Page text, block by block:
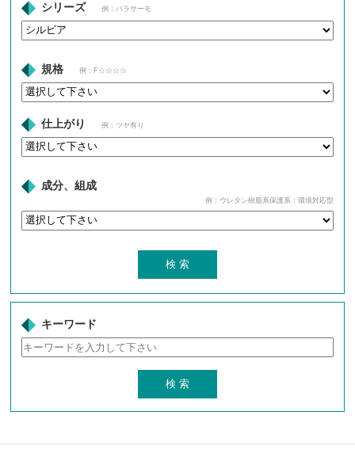
シリーズ 例：パラサーモ
規格 例：F☆☆☆☆
仕上がり 例：ツヤ有り
成分、組成
例：ウレタン樹脂系保護系：環境対応型
キーワード